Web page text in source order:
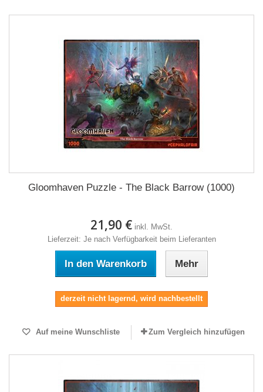
Gloomhaven Puzzle - The Black Barrow (1000)
21,90 € inkl. MwSt.
Lieferzeit: Je nach Verfügbarkeit beim Lieferanten
In den Warenkorb Mehr
derzeit nicht lagernd, wird nachbestellt
Auf meine Wunschliste Zum Vergleich hinzufügen